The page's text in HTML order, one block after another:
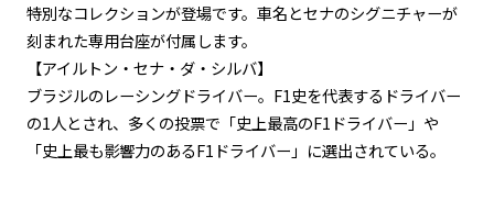
特別なコレクションが登場です。車名とセナのシグニチャーが
刻まれた専用台座が付属します。
【アイルトン・セナ・ダ・シルバ】
ブラジルのレーシングドライバー。F1史を代表するドライバー
の1人とされ、多くの投票で「史上最高のF1ドライバー」や
「史上最も影響力のあるF1ドライバー」に選出されている。